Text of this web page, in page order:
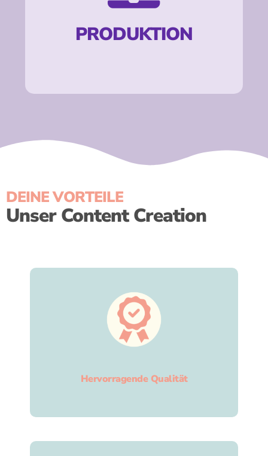
PRODUKTION
Gestaltung und
konzeptionelle
Formatierung
DEINE VORTEILE
Unser Content Creation
Hervorragende Qualität